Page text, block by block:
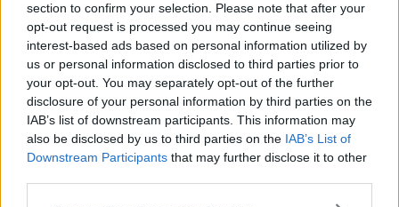
section to confirm your selection. Please note that after your
opt-out request is processed you may continue seeing
interest-based ads based on personal information utilized by
us or personal information disclosed to third parties prior to
your opt-out. You may separately opt-out of the further
disclosure of your personal information by third parties on the
IAB’s list of downstream participants. This information may
also be disclosed by us to third parties on the IAB’s List of
Downstream Participants that may further disclose it to other
Presentada la tercera camiseta del Fulham para
la temporada 26-27